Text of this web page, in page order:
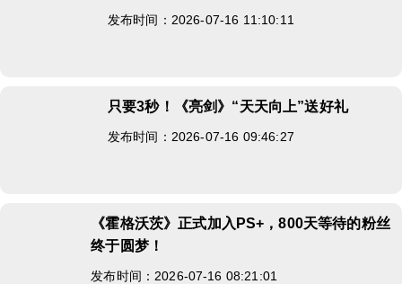
发布时间：2026-07-16 11:10:11
只要3秒！《亮剑》“天天向上”送好礼
发布时间：2026-07-16 09:46:27
《霍格沃茨》正式加入PS+，800天等待的粉丝
终于圆梦！
发布时间：2026-07-16 08:21:01